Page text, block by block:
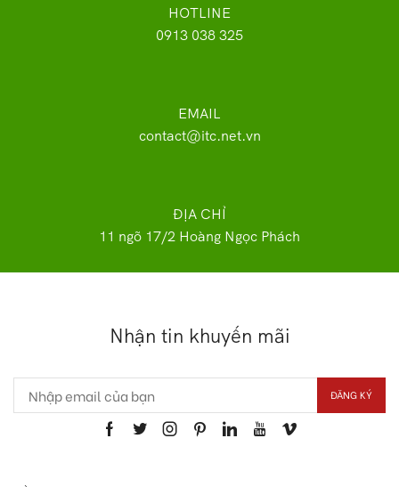
HOTLINE
0913 038 325
EMAIL
contact@itc.net.vn
ĐỊA CHỈ
11 ngõ 17/2 Hoàng Ngọc Phách
Nhận tin khuyến mãi